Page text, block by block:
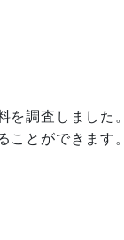
調査しました。
とができます。